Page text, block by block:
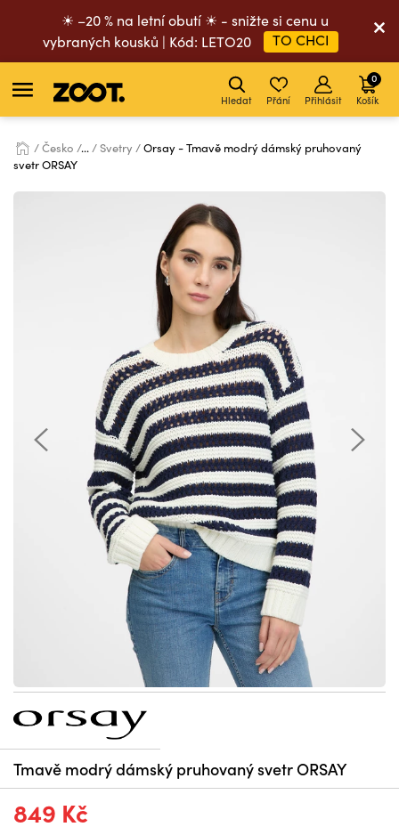
☀ –20 % na letní obutí ☀ - snižte si cenu u
vybraných kousků | Kód: LETO20
TO CHCI
Hledat Přání Přihlásit Košík
0
Česko ... Svetry
Orsay - Tmavě modrý dámský pruhovaný
svetr ORSAY
Tmavě modrý dámský pruhovaný svetr ORSAY
849 Kč